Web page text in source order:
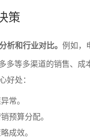
策
和行业对比。 例如，
等多渠道的销售、成
处：
常。
预算分配。
成效。